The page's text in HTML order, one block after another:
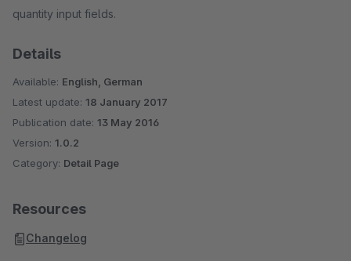
quantity input fields.
Details
Available: English, German
Latest update: 18 January 2017
Publication date: 13 May 2016
Version: 1.0.2
Category: Detail Page
Resources
Changelog